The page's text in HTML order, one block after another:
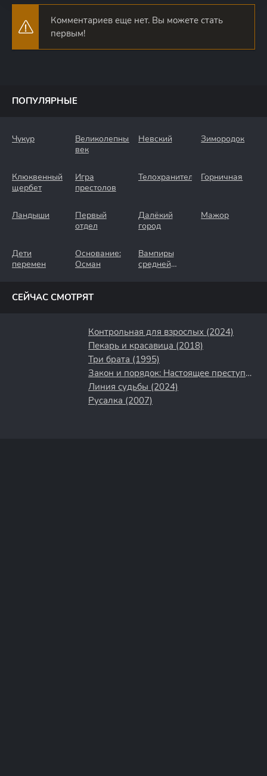
Комментариев еще нет. Вы можете стать
первым!
ПОПУЛЯРНЫЕ
Чукур
Великолепный
век
Невский Зимородок
Клюквенный
щербет
Игра
престолов
Телохранители Горничная
Ландыши
Первый
отдел
Далёкий
город
Мажор
Дети
перемен
Основание:
Осман
Вампиры
средней
СЕЙЧАС СМОТРЯТ
Контрольная для взрослых (2024)
Пекарь и красавица (2018)
Три брата (1995)
Закон и порядок: Настоящее преступление (2017)
Линия судьбы (2024)
Русалка (2007)